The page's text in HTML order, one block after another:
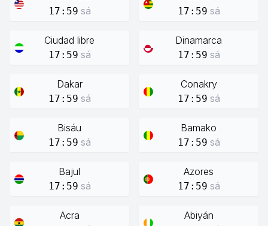
17:59 sá 17:59 sá
Ciudad libre
17:59 sá
Dinamarca
17:59 sá
Dakar
17:59 sá
Conakry
17:59 sá
Bisáu
17:59 sá
Bamako
17:59 sá
Bajul
17:59 sá
Azores
17:59 sá
Acra Abiyán